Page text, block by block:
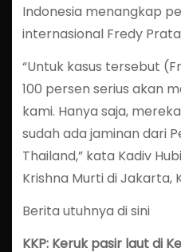
Indonesia menangkap
internasional Fredy
“Untuk kasus tersebut
100 persen serius akan
kami. Hanya saja,
sudah ada jaminan dari
Thailand,” kata Kadiv
Krishna Murti di Jakarta,
Berita utuhnya di sini
KKP: Keruk pasir laut di